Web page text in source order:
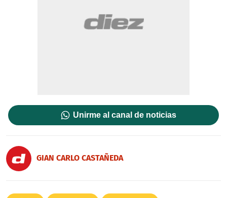
Unirme al canal de noticias
GIAN CARLO CASTAÑEDA